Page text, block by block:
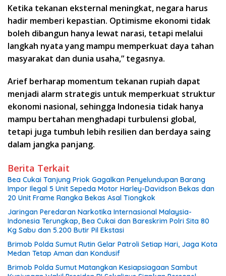
Ketika tekanan eksternal meningkat, negara harus
hadir memberi kepastian. Optimisme ekonomi tidak
boleh dibangun hanya lewat narasi, tetapi melalui
langkah nyata yang mampu memperkuat daya tahan
masyarakat dan dunia usaha,” tegasnya.
Arief berharap momentum tekanan rupiah dapat
menjadi alarm strategis untuk memperkuat struktur
ekonomi nasional, sehingga Indonesia tidak hanya
mampu bertahan menghadapi turbulensi global,
tetapi juga tumbuh lebih resilien dan berdaya saing
dalam jangka panjang.
Berita Terkait
Bea Cukai Tanjung Priok Gagalkan Penyelundupan Barang
Impor Ilegal 5 Unit Sepeda Motor Harley-Davidson Bekas dan
20 Unit Frame Rangka Bekas Asal Tiongkok
Jaringan Peredaran Narkotika Internasional Malaysia-
Indonesia Terungkap, Bea Cukai dan Bareskrim Polri Sita 80
Kg Sabu dan 5.200 Butir Pil Ekstasi
Brimob Polda Sumut Rutin Gelar Patroli Setiap Hari, Jaga Kota
Medan Tetap Aman dan Kondusif
Brimob Polda Sumut Matangkan Kesiapsiagaan Sambut